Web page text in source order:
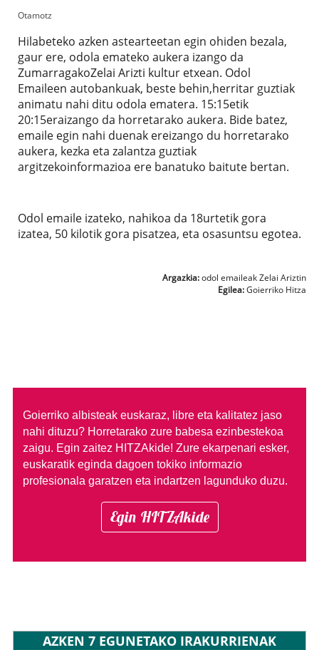
Otamotz
Hilabeteko azken astearteetan egin ohiden bezala,
gaur ere, odola emateko aukera izango da
ZumarragakoZelai Arizti kultur etxean. Odol
Emaileen autobankuak, beste behin,herritar guztiak
animatu nahi ditu odola ematera. 15:15etik
20:15eraizango da horretarako aukera. Bide batez,
emaile egin nahi duenak ereizango du horretarako
aukera, kezka eta zalantza guztiak
argitzekoinformazioa ere banatuko baitute bertan.
Odol emaile izateko, nahikoa da 18urtetik gora
izatea, 50 kilotik gora pisatzea, eta osasuntsu egotea.
Argazkia:odol emaileak Zelai Ariztin
Egilea:Goierriko Hitza
Goierriko albisteak euskaraz, libre eta kalitatez jaso
nahi dituzu? Horretarako zure babesa ezinbestekoa
zaigu. Egin zaitez HITZAkide! Zure ekarpenari esker,
euskaratik eginda dagoen tokiko informazio
profesionala garatzen eta indartzen lagunduko duzu.
Egin HITZAkide
AZKEN 7 EGUNETAKO IRAKURRIENAK